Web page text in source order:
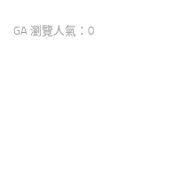
GA 瀏覽人氣：0